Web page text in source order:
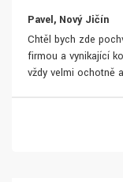
Pavel, Nový Jičín
Chtěl bych zde
firmou a vynikající
vždy velmi ochotně